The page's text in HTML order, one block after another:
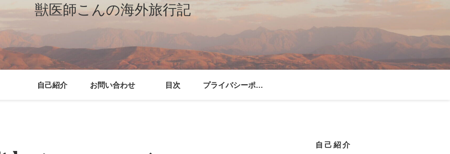
獣医師こんの海外旅行記
自己紹介 お問い合わせ 目次 プライバシーポリシー
自己紹介